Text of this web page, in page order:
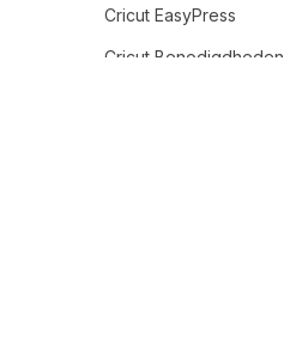
Cricut EasyPress
Cricut Benodigdheden